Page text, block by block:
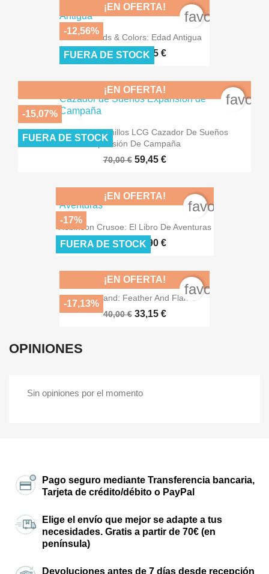
Commands & Colors: Edad Antigua
80,00 € 69,95 €
¡EN OFERTA!
-12,56%
FUERA DE STOCK
El Señor De Los Anillos LCG Cazador De Sueños
Expansión De Campaña
70,00 € 59,45 €
¡EN OFERTA!
-15,07%
FUERA DE STOCK
Robinson Crusoe: El Libro De Aventuras
30,00 € 24,90 €
¡EN OFERTA!
-17%
FUERA DE STOCK
Spirit Island: Feather And Flame
40,00 € 33,15 €
¡EN OFERTA!
-17,13%
OPINIONES
Sin opiniones por el momento
Pago seguro mediante Transferencia bancaria,
Tarjeta de crédito/débito o PayPal
Elige el envío que mejor se adapte a tus
necesidades. Gratis a partir de 70€ (en
península)
Devoluciones antes de 7 días desde recepción